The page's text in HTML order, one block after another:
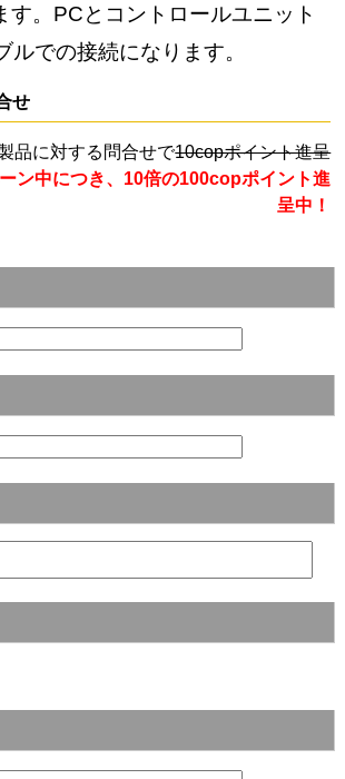
す。PCとコントロールユニット
ルでの接続になります。
せ
品に対する問合せで10copポイント進呈
ン中につき、10倍の100copポイント進
呈中！